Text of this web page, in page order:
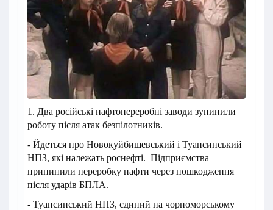
1. Два російські нафтопереробні заводи зупинили
роботу після атак безпілотників.
- Йдеться про Новокуйбишевський і Туапсинський
НПЗ, які належать роснефті. Підприємства
припинили переробку нафти через пошкодження
після ударів БПЛА.
- Туапсинський НПЗ, єдиний на чорноморському